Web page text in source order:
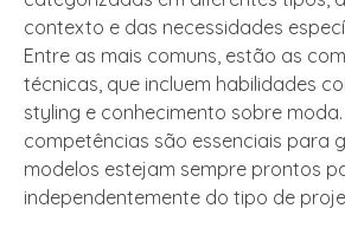
contexto e das necessidades
Entre as mais comuns, estão as
técnicas, que incluem habilidades
styling e conhecimento sobre moda.
competências são essenciais para
modelos estejam sempre prontos
independentemente do tipo de